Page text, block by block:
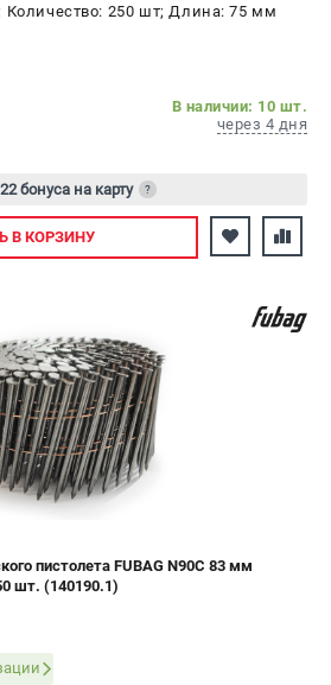
Количество: 250 шт; Длина: 75 мм
В наличии: 10 шт.
через 4 дня
22 бонуса на карту ?
В КОРЗИНУ
пистолета FUBAG N90C 83 мм
шт. (140190.1)